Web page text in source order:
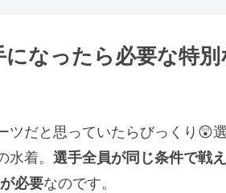
になったら必要な特
ツだと思っていたらびっくり😲
着。 選手全員が同じ条件で戦
必要なのです。